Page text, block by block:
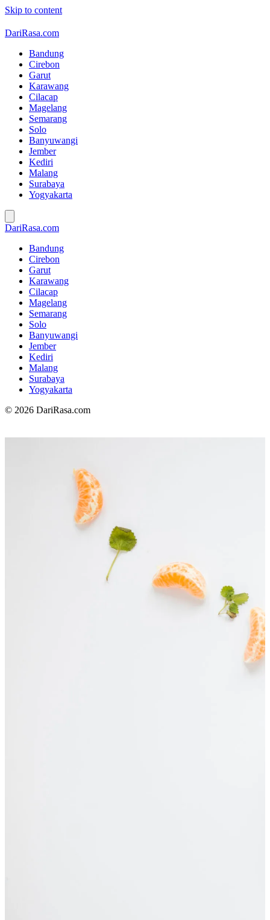
Skip to content
DariRasa.com
Bandung
Cirebon
Garut
Karawang
Cilacap
Magelang
Semarang
Solo
Banyuwangi
Jember
Kediri
Malang
Surabaya
Yogyakarta
DariRasa.com
Bandung
Cirebon
Garut
Karawang
Cilacap
Magelang
Semarang
Solo
Banyuwangi
Jember
Kediri
Malang
Surabaya
Yogyakarta
© 2026 DariRasa.com